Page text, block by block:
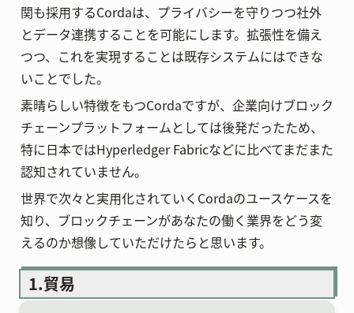
関も採用するCordaは、プライバシーを守りつつ社外
とデータ連携することを可能にします。拡張性を備え
つつ、これを実現することは既存システムにはできな
いことでした。
素晴らしい特徴をもつCordaですが、企業向けブロック
チェーンプラットフォームとしては後発だったため、
特に日本ではHyperledger Fabricなどに比べてまだまた
認知されていません。
世界で次々と実用化されていくCordaのユースケースを
知り、ブロックチェーンがあなたの働く業界をどう変
えるのか想像していただけたらと思います。
1.貿易